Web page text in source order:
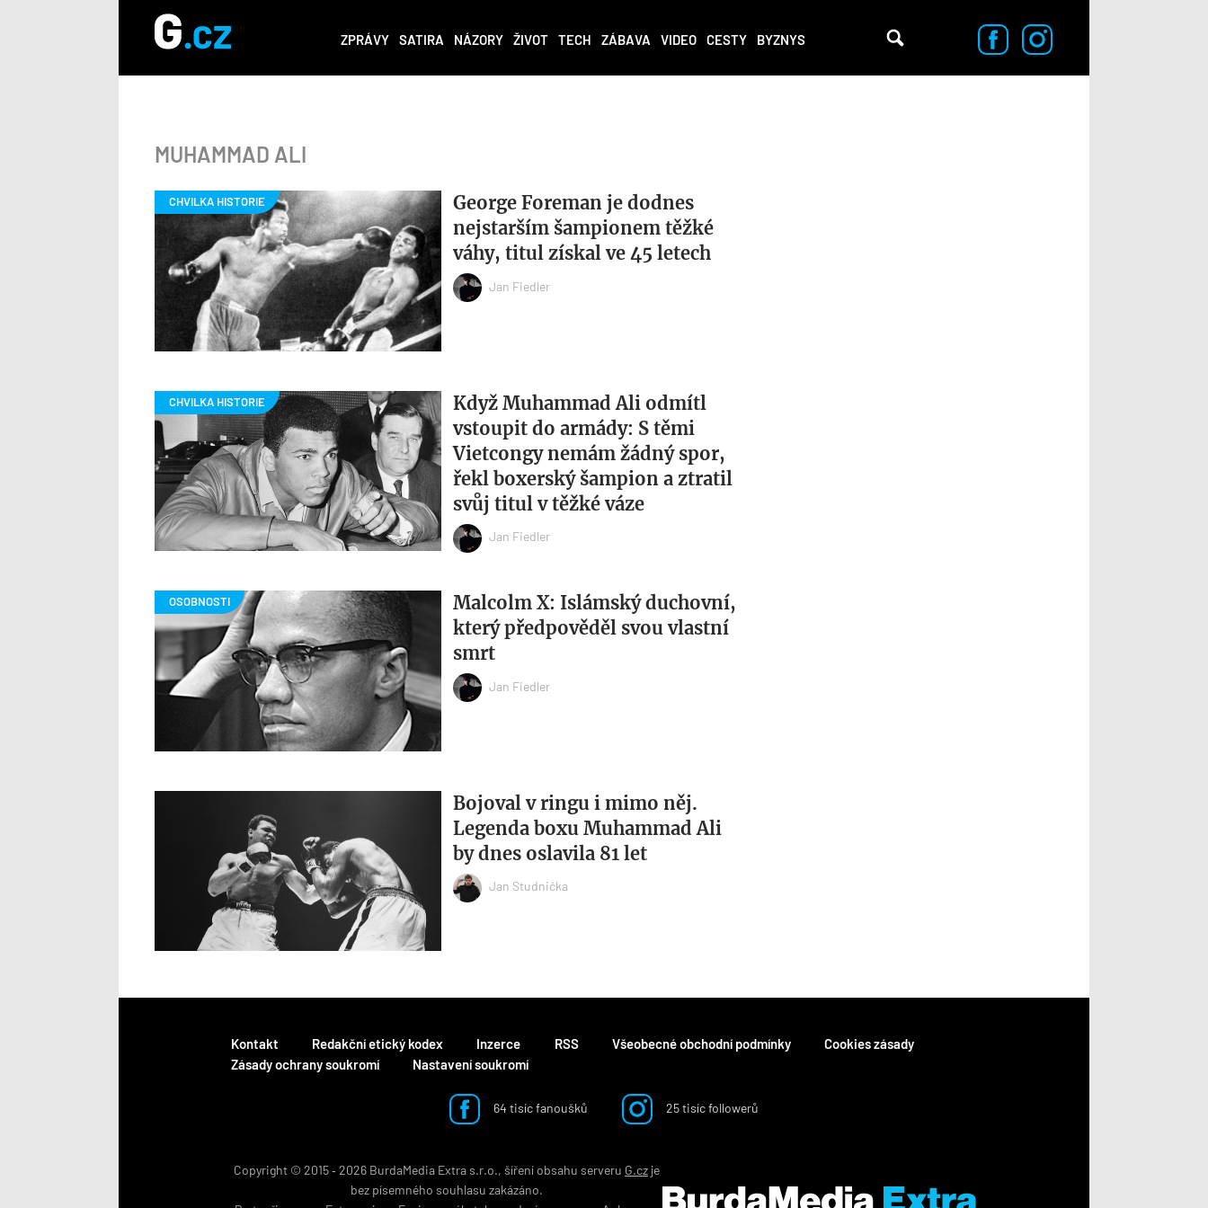
ZPRÁVY SATIRA NÁZORY ŽIVOT TECH ZÁBAVA VIDEO CESTY BYZNYS
MUHAMMAD ALI
George Foreman je dodnes
nejstarším šampionem těžké
váhy, titul získal ve 45 letech
Jan Fiedler
Když Muhammad Ali odmítl
vstoupit do armády: S těmi
Vietcongy nemám žádný spor,
řekl boxerský šampion a ztratil
svůj titul v těžké váze
Jan Fiedler
Malcolm X: Islámský duchovní,
který předpověděl svou vlastní
smrt
Jan Fiedler
Bojoval v ringu i mimo něj.
Legenda boxu Muhammad Ali
by dnes oslavila 81 let
Jan Studnička
Kontakt Redakční etický kodex Inzerce RSS Všeobecné obchodní podmínky
Cookies zásady
Zásady ochrany soukromí
Nastavení soukromí
64 tisíc fanoušků 25 tisíc followerů
Copyright © 2015 ‐ 2026 BurdaMedia Extra s.r.o., šíření obsahu serveru G.cz je
bez písemného souhlasu zakázáno.